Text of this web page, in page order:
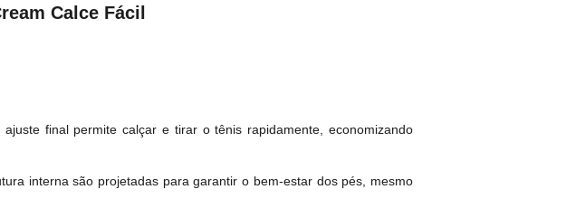
Calce Fácil
final permite calçar e tirar o tênis rapidamente, economizando
interna são projetadas para garantir o bem-estar dos pés, mesmo